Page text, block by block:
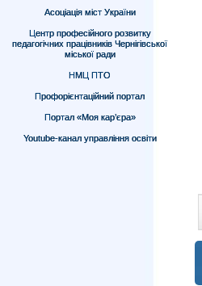
Асоціація міст України
Центр професійного розвитку
педагогічних працівників Чернігівської
міської ради
НМЦ ПТО
Профорієнтаційний портал
Портал «Моя кар’єра»
Youtube-канал управління освіти